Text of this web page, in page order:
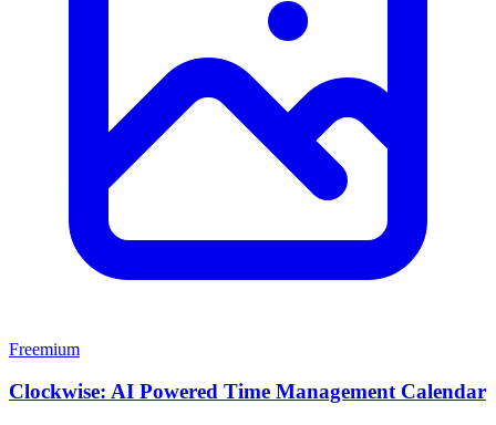
Freemium
Clockwise: AI Powered Time Management Calendar